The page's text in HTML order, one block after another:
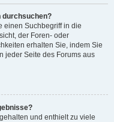
durchsuchen?
einen Suchbegriff in die
der Foren- oder
erhalten Sie, indem Sie
jeder Seite des Forums aus
und enthielt zu viele